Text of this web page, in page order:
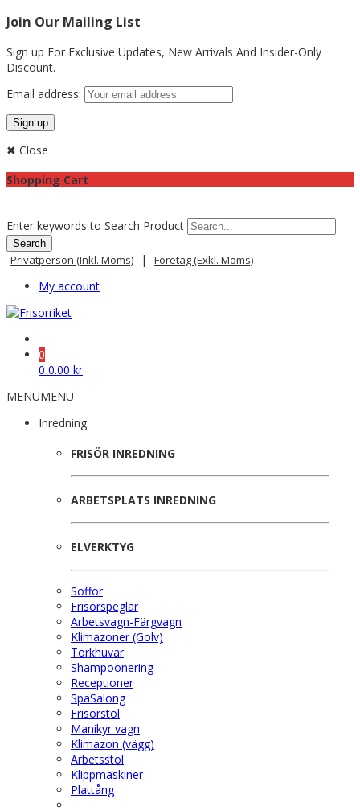
Join Our Mailing List
Sign up For Exclusive Updates, New Arrivals And Insider-Only
Discount.
Email address:
✖ Close
Shopping Cart
Enter keywords to Search Product
Privatperson (inkl. Moms) | Företag (exkl. Moms)
My account
0
0 0.00 kr
MENUMENU
Inredning
FRISÖR INREDNING
ARBETSPLATS INREDNING
ELVERKTYG
Soffor
Frisörspeglar
Arbetsvagn-Färgvagn
Klimazoner (Golv)
Torkhuvar
Shampoonering
Receptioner
SpaSalong
Frisörstol
Manikyr vagn
Klimazon (vägg)
Arbetsstol
Klippmaskiner
Plattång